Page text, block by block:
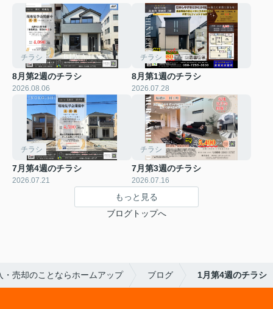
チラシ
8月第2週のチラシ
2026.08.06
チラシ
8月第1週のチラシ
2026.07.28
チラシ
7月第4週のチラシ
2026.07.21
チラシ
7月第3週のチラシ
2026.07.16
もっと見る
ブログトップへ
売却のことならホームアップ ブログ 1月第4週のチラシ